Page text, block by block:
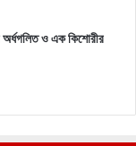
অর্ধগলিত ও এক কিশোরীর